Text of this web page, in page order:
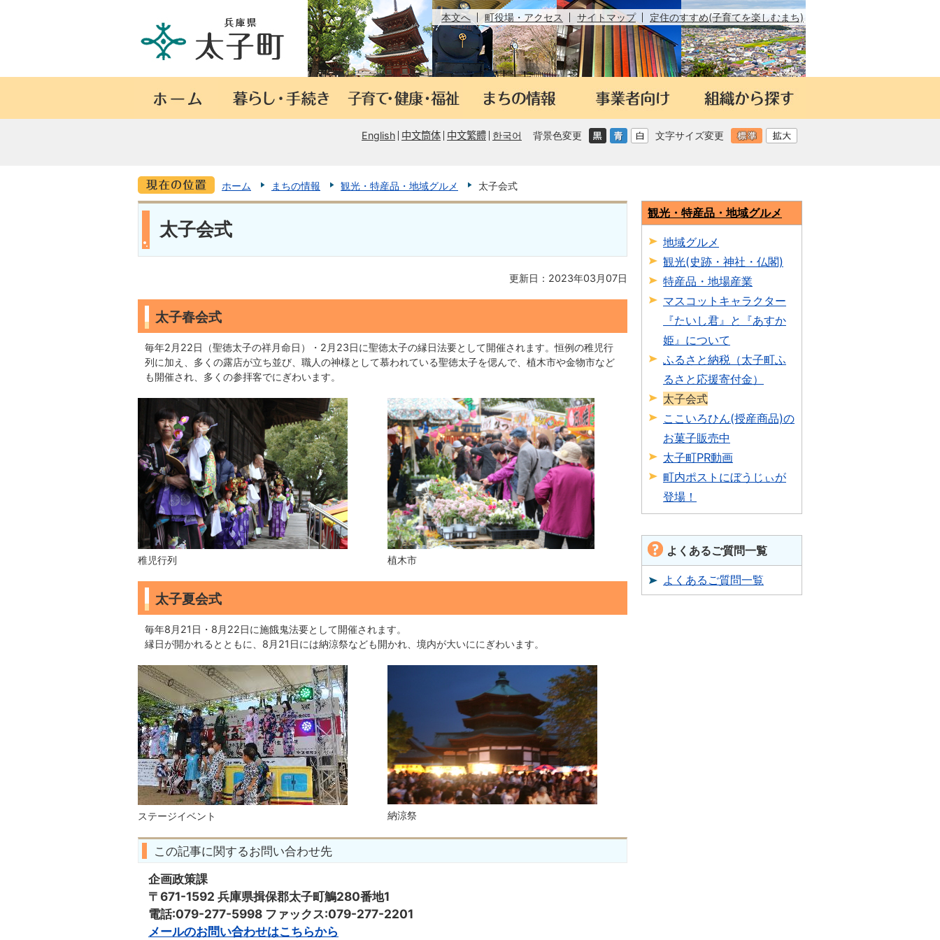
本文へ 町役場・アクセス サイトマップ 定住のすすめ(子育てを楽しむまち)
English 中文筒体 中文繁體 한국어 背景色変更 文字サイズ変更
ホーム まちの情報 観光・特産品・地域グルメ 太子会式
太子会式
更新日：2023年03月07日
太子春会式
毎年2月22日（聖徳太子の祥月命日）・2月23日に聖徳太子の縁日法要として開催されます。恒例の稚児行
列に加え、多くの露店が立ち並び、職人の神様として慕われている聖徳太子を偲んで、植木市や金物市など
も開催され、多くの参拝客でにぎわいます。
稚児行列 植木市
太子夏会式
毎年8月21日・8月22日に施餓鬼法要として開催されます。
縁日が開かれるとともに、8月21日には納涼祭なども開かれ、境内が大いににぎわいます。
ステージイベント 納涼祭
この記事に関するお問い合わせ先
企画政策課
〒671-1592 兵庫県揖保郡太子町鵤280番地1
電話:079-277-5998 ファックス:079-277-2201
メールのお問い合わせはこちらから
観光・特産品・地域グルメ
地域グルメ
観光(史跡・神社・仏閣)
特産品・地場産業
マスコットキャラクター
『たいし君』と『あすか
姫』について
ふるさと納税（太子町ふ
るさと応援寄付金）
太子会式
ここいろひん(授産商品)の
お菓子販売中
太子町PR動画
町内ポストにぼうじぃが
登場！
よくあるご質問一覧
よくあるご質問一覧